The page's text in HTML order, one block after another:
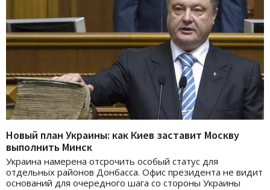
Новый план Украины: как Киев заставит Москву
выполнить Минск
Украина намерена отсрочить особый статус для
отдельных районов Донбасса. Офис президента не видит
оснований для очередного шага со стороны Украины